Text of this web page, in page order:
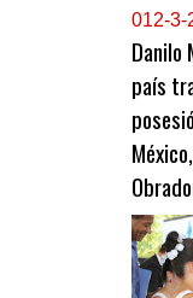
012-3-
Danilo
país